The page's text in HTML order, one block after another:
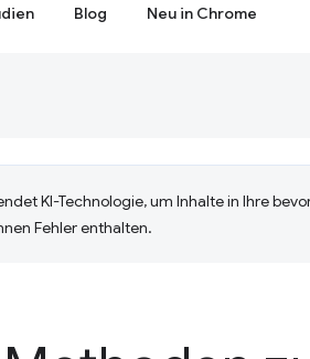
Blog Neu in Chrome
KI-Technologie, um Inhalte in Ihre
Fehler enthalten.